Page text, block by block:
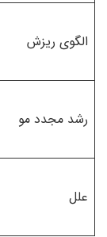
الگوی ریزش
رشد مجدد مو
علل